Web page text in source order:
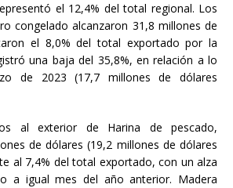
el 12,4% del total regional. Los
congelado alcanzaron 31,8 millones de
el 8,0% del total exportado por la
una baja del 35,8%, en relación a lo
de 2023 (17,7 millones de dólares
al exterior de Harina de pescado,
de dólares (19,2 millones de dólares
al 7,4% del total exportado, con un alza
a igual mes del año anterior. Madera